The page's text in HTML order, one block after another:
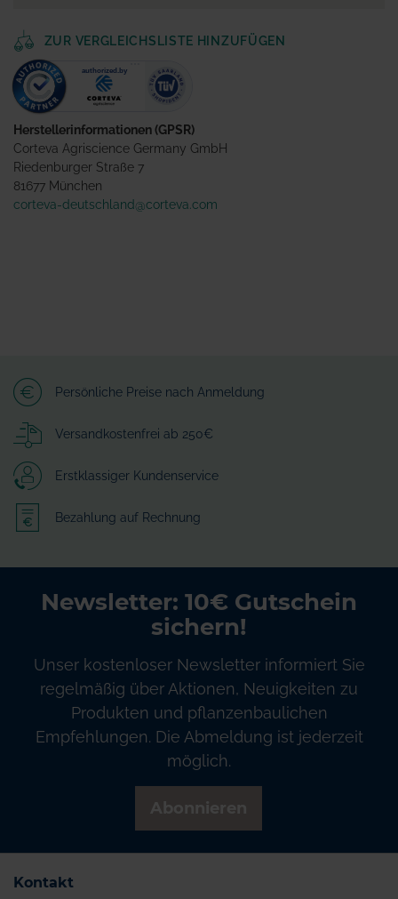
ZUR VERGLEICHSLISTE HINZUFÜGEN
Herstellerinformationen (GPSR)
Corteva Agriscience Germany GmbH
Riedenburger Straße 7
81677 München
corteva-deutschland@corteva.com
Persönliche Preise nach Anmeldung
Versandkostenfrei ab 250€
Erstklassiger Kundenservice
Bezahlung auf Rechnung
Newsletter: 10€ Gutschein
sichern!
Unser kostenloser Newsletter informiert Sie
regelmäßig über Aktionen, Neuigkeiten zu
Produkten und pflanzenbaulichen
Empfehlungen. Die Abmeldung ist jederzeit
möglich.
Kontakt